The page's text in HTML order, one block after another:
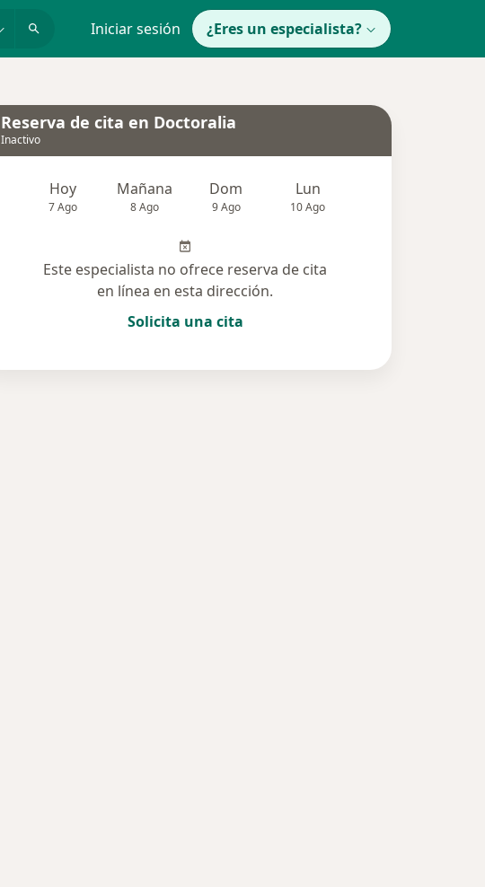
Iniciar sesión ¿Eres un especialista?
Reserva de cita en Doctoralia
Inactivo
Hoy
7 Ago
Mañana
8 Ago
Dom
9 Ago
Lun
10 Ago
Este especialista no ofrece reserva de cita
en línea en esta dirección.
Solicita una cita